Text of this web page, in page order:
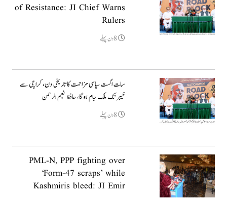
of Resistance: JI Chief Warns
Rulers
8دن پہلے
سات اگست سیاسی مزاحمت کا تاریخی دن، کراچی سے
خیبر تک ملک جام ہوگا، حافظ نعیم الرحمن
8دن پہلے
PML-N, PPP fighting over
‘Form-47 scraps’ while
Kashmiris bleed: JI Emir